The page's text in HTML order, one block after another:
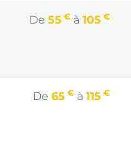
De 55 € à 105 €
De 65 € à 115 €